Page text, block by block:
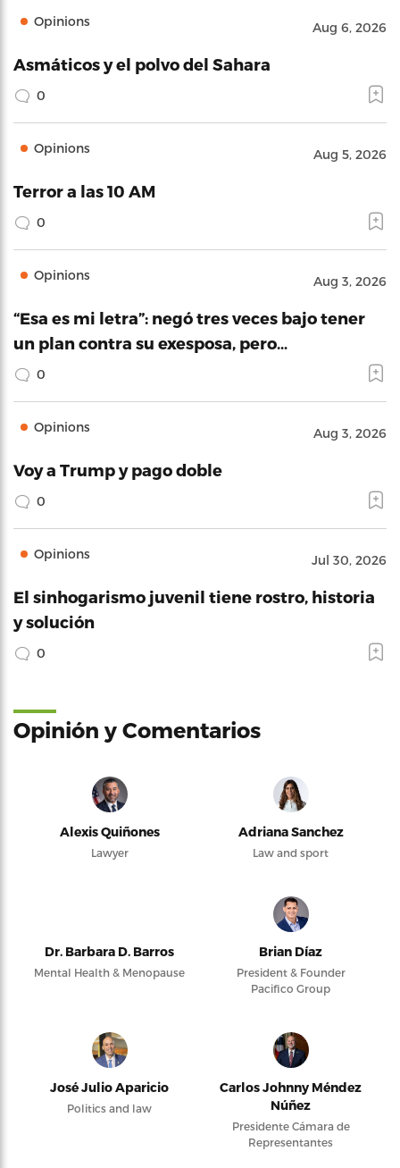
Opinions Aug 6, 2026
Asmáticos y el polvo del Sahara
0
Opinions Aug 5, 2026
Terror a las 10 AM
0
Opinions Aug 3, 2026
“Esa es mi letra”: negó tres veces bajo tener
un plan contra su exesposa, pero…
0
Opinions Aug 3, 2026
Voy a Trump y pago doble
0
Opinions Jul 30, 2026
El sinhogarismo juvenil tiene rostro, historia
y solución
0
Opinión y Comentarios
Alexis Quiñones
Lawyer
Adriana Sanchez
Law and sport
Dr. Barbara D. Barros
Mental Health & Menopause
Brian Díaz
President & Founder
Pacifico Group
José Julio Aparicio
Politics and law
Carlos Johnny Méndez
Núñez
Presidente Cámara de
Representantes